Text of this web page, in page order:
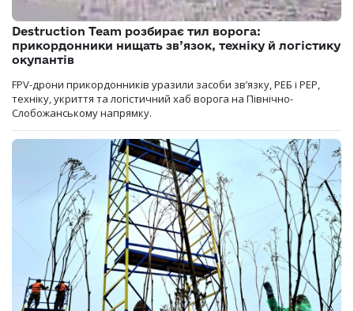
Destruction Team розбирає тил ворога:
прикордонники нищать зв’язок, техніку й логістику
окупантів
FPV-дрони прикордонників уразили засоби зв’язку, РЕБ і РЕР,
техніку, укриття та логістичний хаб ворога на Північно-
Слобожанському напрямку.